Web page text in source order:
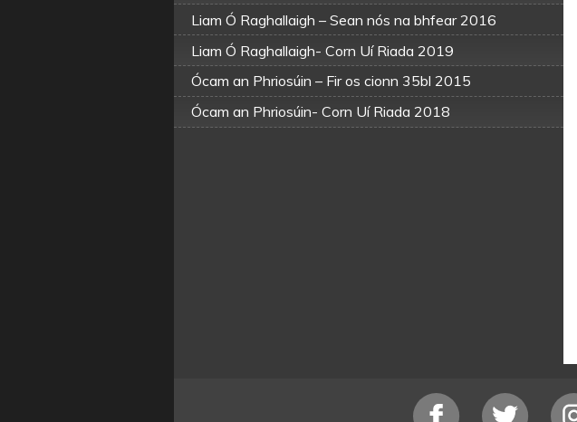
Liam Ó Raghallaigh – Sean nós na bhfear 2016
Liam Ó Raghallaigh- Corn Uí Riada 2019
Ócam an Phriosúin – Fir os cionn 35bl 2015
Ócam an Phriosúin- Corn Uí Riada 2018